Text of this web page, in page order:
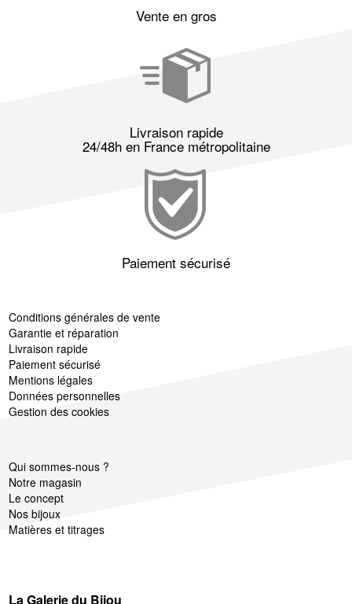
Vente en gros
Livraison rapide
24/48h en France métropolitaine
Paiement sécurisé
Conditions générales de vente
Garantie et réparation
Livraison rapide
Paiement sécurisé
Mentions légales
Données personnelles
Gestion des cookies
Qui sommes-nous ?
Notre magasin
Le concept
Nos bijoux
Matières et titrages
La Galerie du Bijou